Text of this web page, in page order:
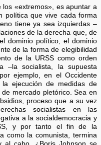
los «extremos», es apuntar a
política que vive cada forma
tiene ya sea izquierdas –
de la derecha que, de
dominio político, el dominio
de la forma de elegibilidad
de la URSS como orden
–la socialista, la supuesta
ejemplo, en el Occidente
ejecución de medidas de
mercado pletórico. Sea en
proceso que a su vez
socialistas en las
a la socialdemocracia y
y por tanto el fin de la
como la comunista, termina